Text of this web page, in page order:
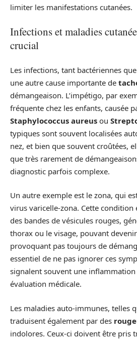
limiter les manifestations cutanées.
Infections et maladies
crucial
Les infections, tant bactériennes
une autre cause importante de
démangeaison. L’impétigo, par
fréquente chez les enfants, causée
Staphylococcus aureus ou
typiques sont souvent localisées
nez, et bien que souvent croûtées,
que très rarement de
diagnostic parfois complexe.
Un autre exemple est le zona, qui
virus varicelle-zona. Cette condition
des bandes de vésicules rouges,
thorax ou le visage, pouvant
provoquant pas toujours de
essentiel de ne pas ignorer ces
signalent souvent une inflammation
évaluation médicale.
Les maladies auto-immunes, telles
traduisent également par des
indolores. Ceux-ci doivent être pris